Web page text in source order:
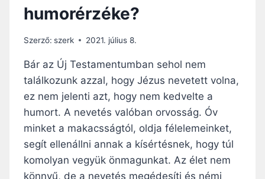
humorérzéke?
Szerző: szerk 2021. július 8.
Bár az Új Testamentumban sehol nem
találkozunk azzal, hogy Jézus nevetett volna,
ez nem jelenti azt, hogy nem kedvelte a
humort. A nevetés valóban orvosság. Óv
minket a makacsságtól, oldja félelemeinket,
segít ellenállni annak a kísértésnek, hogy túl
komolyan vegyük önmagunkat. Az élet nem
könnyű, de a nevetés megédesíti és némi